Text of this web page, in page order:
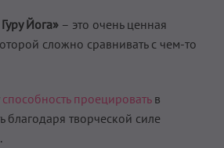
Йога» – это очень ценная
сложно сравнивать с чем-то
способность проецироватьв
благодаря творческой силе